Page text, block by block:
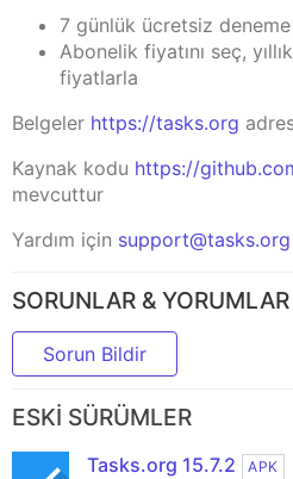
7 günlük ücretsiz deneme
Abonelik fiyatını seç,
fiyatlarla
Belgeler https://tasks.org
Kaynak kodu https://
mevcuttur
Yardım için support@tasks.org
SORUNLAR & YORUMLAR
Sorun Bildir
ESKI SÜRÜMLER
Tasks.org 15.7.2
APK